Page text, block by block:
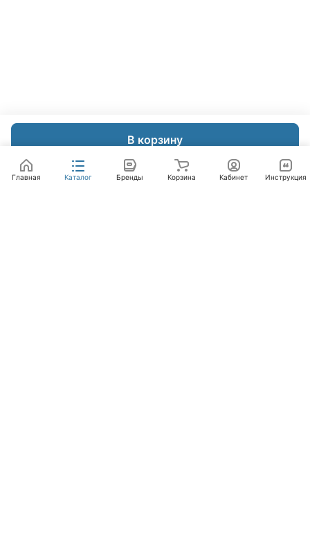
В корзину
Главная Каталог Бренды Корзина Кабинет Инструкция